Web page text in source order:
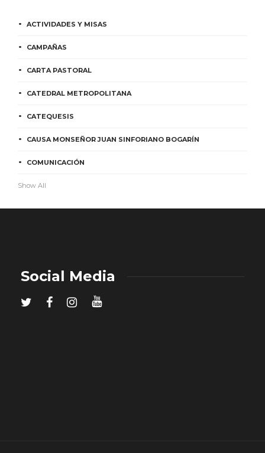
ACTIVIDADES Y MISAS
CAMPAÑAS
CARTA PASTORAL
CATEDRAL METROPOLITANA
CATEQUESIS
CAUSA MONSEÑOR JUAN SINFORIANO BOGARÍN
COMUNICACIÓN
Show All
Social Media